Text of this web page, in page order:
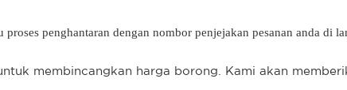
penghantaran dengan nombor penjejakan pesanan anda di
membincangkan harga borong. Kami akan